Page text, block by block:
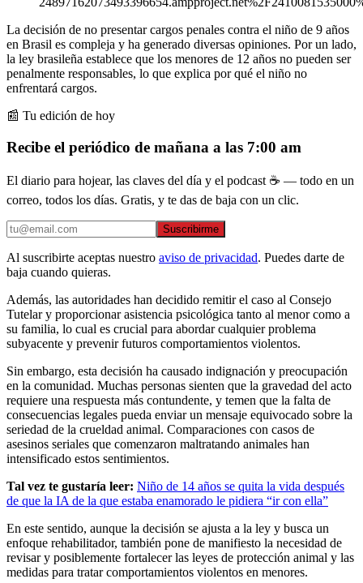
La decisión de no presentar cargos penales contra el niño de 9 años
en Brasil es compleja y ha generado diversas opiniones. Por un lado,
la ley brasileña establece que los menores de 12 años no pueden ser
penalmente responsables, lo que explica por qué el niño no
enfrentará cargos.
📰 Tu edición de hoy
Recibe el periódico de mañana a las 7:00 am
El diario para hojear, las claves del día y el podcast ☕ — todo en un
correo, todos los días. Gratis, y te das de baja con un clic.
Suscribirme
Al suscribirte aceptas nuestro aviso de privacidad. Puedes darte de
baja cuando quieras.
Además, las autoridades han decidido remitir el caso al Consejo
Tutelar y proporcionar asistencia psicológica tanto al menor como a
su familia, lo cual es crucial para abordar cualquier problema
subyacente y prevenir futuros comportamientos violentos.
Sin embargo, esta decisión ha causado indignación y preocupación
en la comunidad. Muchas personas sienten que la gravedad del acto
requiere una respuesta más contundente, y temen que la falta de
consecuencias legales pueda enviar un mensaje equivocado sobre la
seriedad de la crueldad animal. Comparaciones con casos de
asesinos seriales que comenzaron maltratando animales han
intensificado estos sentimientos.
Tal vez te gustaría leer: Niño de 14 años se quita la vida después
de que la IA de la que estaba enamorado le pidiera “ir con ella”
En este sentido, aunque la decisión se ajusta a la ley y busca un
enfoque rehabilitador, también pone de manifiesto la necesidad de
revisar y posiblemente fortalecer las leyes de protección animal y las
medidas para tratar comportamientos violentos en menores.